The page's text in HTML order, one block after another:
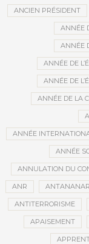
ANCIEN PRÉSIDENT
ANNÉE
ANNÉE
ANNÉE DE
ANNÉE DE
ANNÉE DE LA
ANNÉE
ANNÉE
ANNULATION DU
ANR
ANTITERRORISME
APAISEMENT